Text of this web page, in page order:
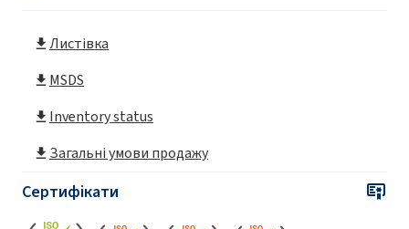
Листівка
MSDS
Inventory status
Загальні умови продажу
Сертифікати
Roflam П
Roflam П ЛО